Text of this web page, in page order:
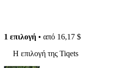
1 επιλογή • από 16,17 $
Η επιλογή της Tiqets